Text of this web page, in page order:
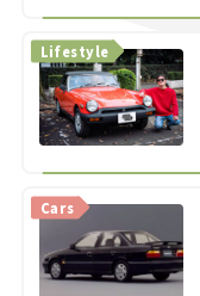
Lifestyle
Cars